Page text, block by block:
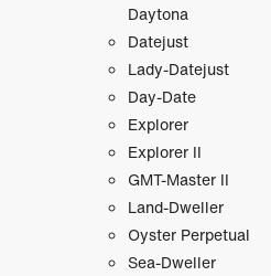
Daytona
Datejust
Lady-Datejust
Day-Date
Explorer
Explorer II
GMT-Master II
Land-Dweller
Oyster Perpetual
Sea-Dweller